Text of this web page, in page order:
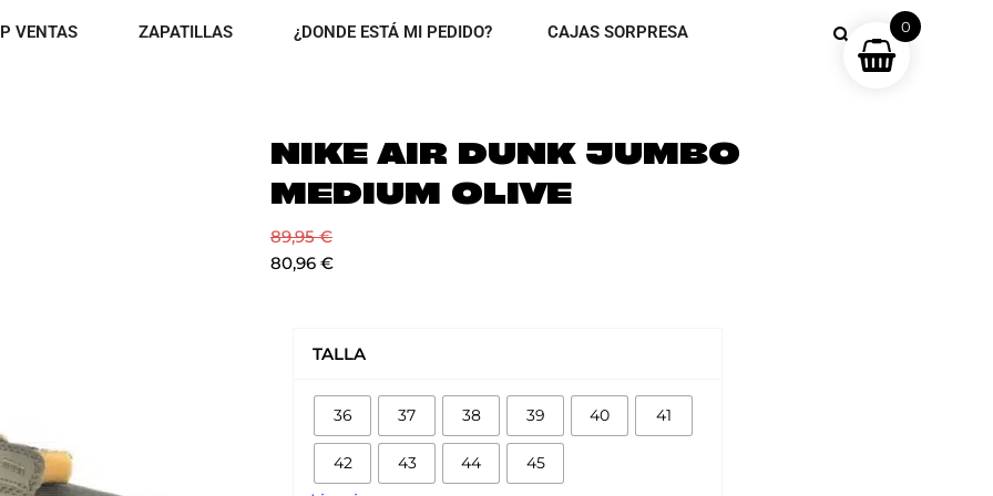
VENTAS OPEN TOP VENTAS
ZAPATILLAS OPEN ZAPATILLAS
¿DONDE ESTÁ MI PEDIDO? CAJAS SORPRESA
NIKE AIR DUNK JUMBO
MEDIUM OLIVE
89,95€
80,96 €
TALLA
36 37 38 39 40 41
42 43 44 45
AIR
JUMBO
MEDIUM
OLIVE
cantidad
0